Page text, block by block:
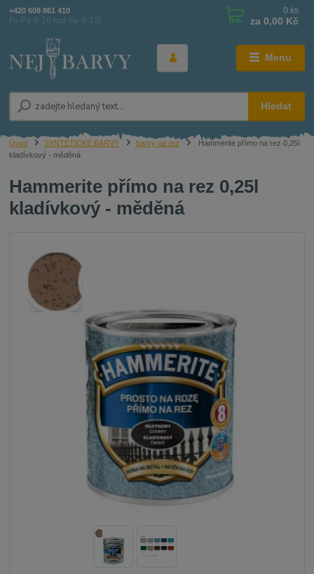
Menu
Hledat
+420 608 861 410
Po-Pá 8-16 hod (So 8-12)
0 ks
za 0,00 Kč
Úvod SYNTETICKÉ BARVY barvy na rez
Hammerite přímo na rez 0,25l
kladívkový - měděná
Hammerite přímo na rez 0,25l
kladívkový - měděná